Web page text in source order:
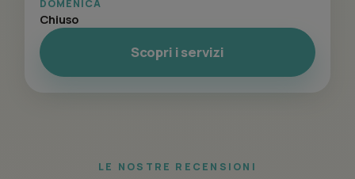
DOMENICA
Chiuso
Scopri i servizi
LE NOSTRE RECENSIONI